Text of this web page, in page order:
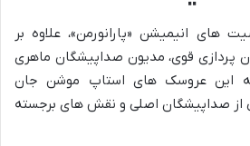
انیمیشن «پارانورمن»، علاوه بر
پردازی قوی، مدیون صداپیشگان ماهری
این عروسک های استاپ موشن جان
از صداپیشگان اصلی و نقش های برجسته